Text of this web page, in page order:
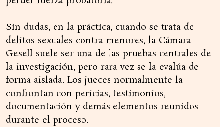
Sin dudas, en la práctica, cuando se trata de
delitos sexuales contra menores, la Cámara
Gesell suele ser una de las pruebas centrales de
la investigación, pero rara vez se la evalúa de
forma aislada. Los jueces normalmente la
confrontan con pericias, testimonios,
documentación y demás elementos reunidos
durante el proceso.